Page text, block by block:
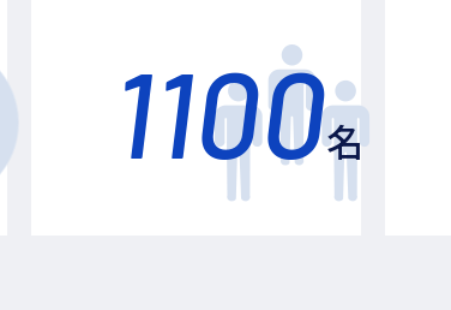
1100名